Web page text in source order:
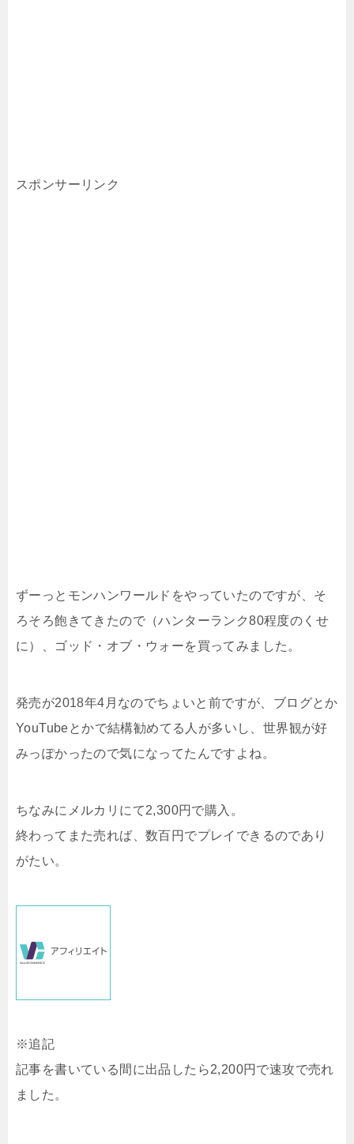
スポンサーリンク
ずーっとモンハンワールドをやっていたのですが、そ
ろそろ飽きてきたので（ハンターランク80程度のくせ
に）、ゴッド・オブ・ウォーを買ってみました。
発売が2018年4月なのでちょいと前ですが、ブログとか
YouTubeとかで結構勧めてる人が多いし、世界観が好
みっぽかったので気になってたんですよね。
ちなみにメルカリにて2,300円で購入。
終わってまた売れば、数百円でプレイできるのであり
がたい。
※追記
記事を書いている間に出品したら2,200円で速攻で売れ
ました。